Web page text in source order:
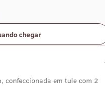
chegar
em tule com 2